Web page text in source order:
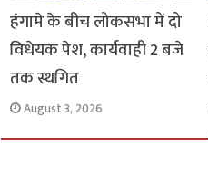
हंगामे के बीच लोकसभा में दो
विधेयक पेश, कार्यवाही 2 बजे
तक स्थगित
August 3, 2026